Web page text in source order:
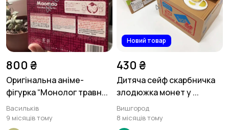
800 ₴
Оригінальна аніме-
фігурка “Монолог травн...
Васильків
9 місяців тому
Новий товар
430 ₴
Дитяча сейф скарбничка
злодюжка монет у ...
Вишгород
8 місяців тому